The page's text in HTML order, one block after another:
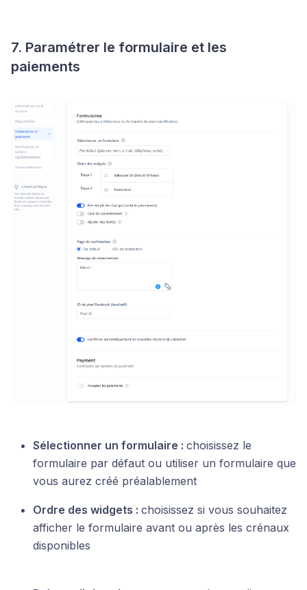
7. Paramétrer le formulaire et les
paiements
Sélectionner un formulaire : choisissez le
formulaire par défaut ou utiliser un formulaire que
vous aurez créé préalablement
Ordre des widgets : choisissez si vous souhaitez
afficher le formulaire avant ou après les crénaux
disponibles